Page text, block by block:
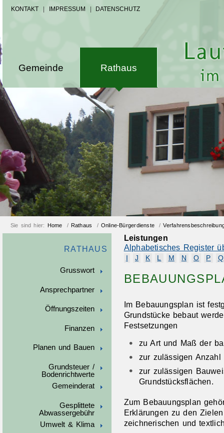
KONTAKT IMPRESSUM DATENSCHUTZ
Gemeinde Rathaus
Sie sind hier: Home / Rathaus / Online-Bürgerdienste /
RATHAUS
Grusswort
Ansprechpartner
Öffnungszeiten
Finanzen
Planen und Bauen
Grundsteuer /
Bodenrichtwerte
Gemeinderat
Gesplittete
Abwassergebühr
Umwelt & Klima
Leistungen
Alphabetisches Register
J K L M N O P Q
Im Bebauungsplan ist
Grundstücke bebaut
Festsetzungen
zu Art und Maß der
zur zulässigen
zur zulässigen
Grundstücksflächen.
Zum Bebauungsplan
Erklärungen zu den
zeichnerischen und